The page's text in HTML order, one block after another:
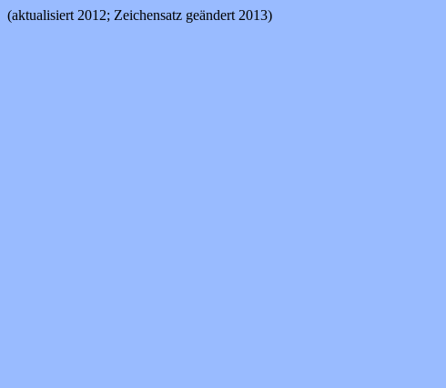
(aktualisiert 2012; Zeichensatz geändert 2013)